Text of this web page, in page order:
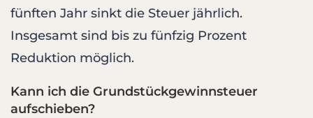
fünften Jahr sinkt die Steuer jährlich.
Insgesamt sind bis zu fünfzig Prozent
Reduktion möglich.
Kann ich die Grundstückgewinnsteuer
aufschieben?